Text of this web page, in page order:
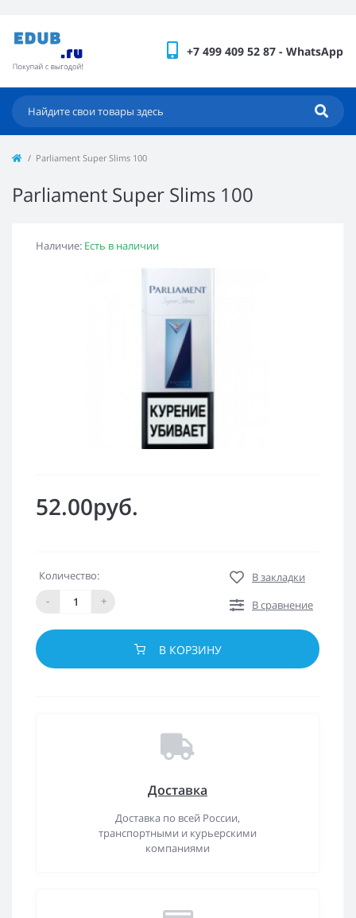
+7 499 409 52 87 - WhatsApp
Parliament Super Slims 100
Parliament Super Slims 100
Наличие: Есть в наличии
52.00руб.
Количество:
-
+
В закладки
В сравнение
В КОРЗИНУ
Доставка
Доставка по всей России,
транспортными и курьерскими
компаниями